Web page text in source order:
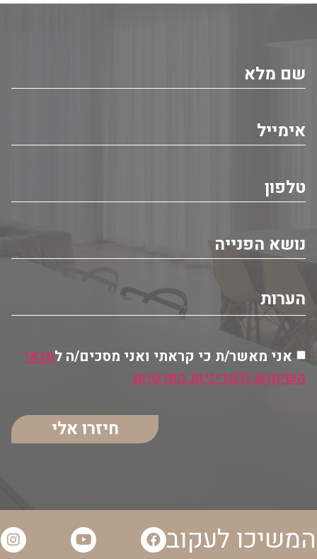
אני מאשר/ת כי קראתי ואני מסכים/ה לתנאי
השימוש ולמדיניות הפרטיות
חיזרו אלי
המשיכו לעקוב